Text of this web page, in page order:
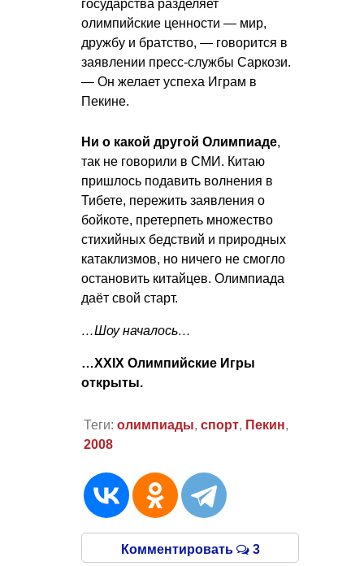
государства разделяет
олимпийские ценности — мир,
дружбу и братство, — говорится в
заявлении пресс-службы Саркози.
— Он желает успеха Играм в
Пекине.
Ни о какой другой Олимпиаде,
так не говорили в СМИ. Китаю
пришлось подавить волнения в
Тибете, пережить заявления о
бойкоте, претерпеть множество
стихийных бедствий и природных
катаклизмов, но ничего не смогло
остановить китайцев. Олимпиада
даёт свой старт.
…Шоу началось…
…ХХIХ Олимпийские Игры
открыты.
Теги: олимпиады, спорт, Пекин,
2008
Комментировать 3